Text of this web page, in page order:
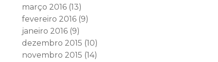
março 2016(13)
fevereiro 2016(9)
janeiro 2016(9)
dezembro 2015 (10)
novembro 2015 (14)